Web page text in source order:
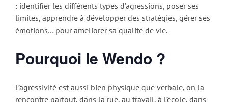
: identifier les différents types d’agressions, poser ses
limites, apprendre à développer des stratégies, gérer ses
émotions… pour améliorer sa qualité de vie.
Pourquoi le Wendo ?
L’agressivité est aussi bien physique que verbale, on la
rencontre partout, dans la rue, au travail, à l’école, dans